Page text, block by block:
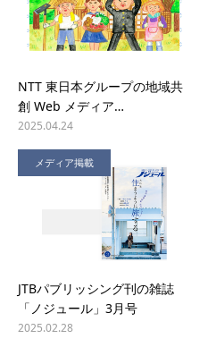
NTT 東日本グループの地域共
創 Web メディア…
2025.04.24
メディア掲載
JTBパブリッシング刊の雑誌
「ノジュール」3月号
2025.02.28